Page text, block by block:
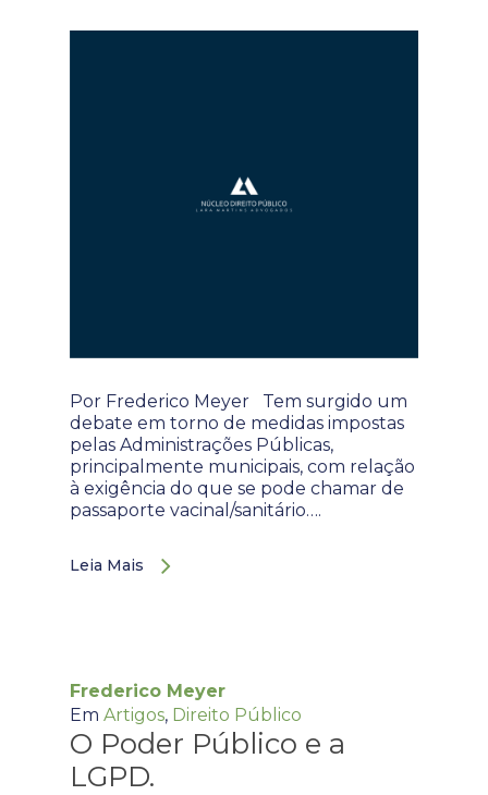
Por Frederico Meyer Tem surgido um
debate em torno de medidas impostas
pelas Administrações Públicas,
principalmente municipais, com relação
à exigência do que se pode chamar de
passaporte vacinal/sanitário….
Leia Mais
Frederico Meyer
Em Artigos, Direito Público
O Poder Público e a
LGPD.